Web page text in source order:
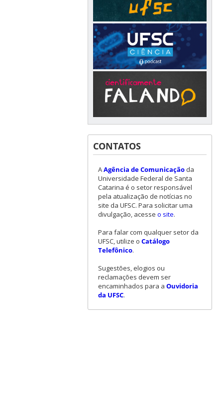
CONTATOS
AAgência de Comunicaçãoda
Universidade Federal de Santa
Catarina é o setor responsável
pela atualização de notícias no
site da UFSC. Para solicitar uma
divulgação, acesse o site.
Para falar com qualquer setor da
UFSC, utilize o Catálogo
Telefônico.
Sugestões, elogios ou
reclamações devem ser
encaminhados para a Ouvidoria
da UFSC.